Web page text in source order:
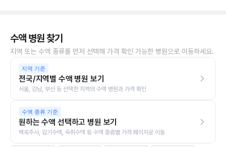
수액 병원 찾기
지역 또는 수액 종류를 먼저 선택해 가격 확인 가능한 병원으로 이동하세요.
지역 기준
전국/지역별 수액 병원 보기
서울, 강남, 부산 등 선택한 지역의 수액 병원과 가격 확인
수액 종류 기준
원하는 수액 선택하고 병원 보기
백옥주사, 감기수액, 숙취수액 등 수액 종류별 가격 페이지로 이동